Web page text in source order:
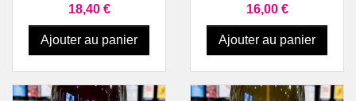
Prix
18,40 €
Ajouter au panier
Prix
16,00 €
Ajouter au panier